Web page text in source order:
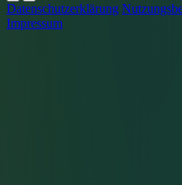
Datenschutzerklärung
Impressum